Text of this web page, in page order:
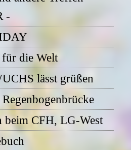
-
die Welt
lässt grüßen
beim CFH, LG-West